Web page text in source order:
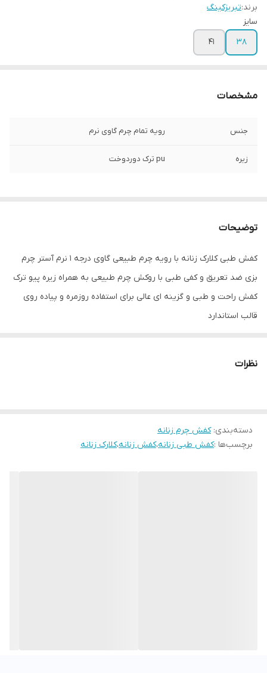
برند:تبریزکینگ
سایز
۳۸
۴۱
مشخصات
جنس رویه تمام چرم گاوی نرم
زیره pu ترک دوردوخت
توضیحات
کفش طبی کلارک زنانه با رویه چرم طبیعی گاوی درجه ۱ نرم آستر چرم
بزی ضد تعریق و کفی طبی با روکش چرم طبیعی به همراه زیره پیو ترک
کفش راحت و طبی و گزینه ای عالی برای استفاده روزمره و پیاده روی
قالب استاندارد
نظرات
دسته‌بندی:کفش چرم زنانه
برچسب‌ها :کفش طبی زنانه،کفش زنانه،کلارک زنانه